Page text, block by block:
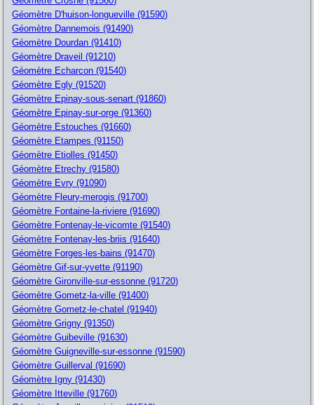
Géomètre D'huison-longueville (91590)
Géomètre Dannemois (91490)
Géomètre Dourdan (91410)
Géomètre Draveil (91210)
Géomètre Echarcon (91540)
Géomètre Egly (91520)
Géomètre Epinay-sous-senart (91860)
Géomètre Epinay-sur-orge (91360)
Géomètre Estouches (91660)
Géomètre Etampes (91150)
Géomètre Etiolles (91450)
Géomètre Etrechy (91580)
Géomètre Evry (91090)
Géomètre Fleury-merogis (91700)
Géomètre Fontaine-la-riviere (91690)
Géomètre Fontenay-le-vicomte (91540)
Géomètre Fontenay-les-briis (91640)
Géomètre Forges-les-bains (91470)
Géomètre Gif-sur-yvette (91190)
Géomètre Gironville-sur-essonne (91720)
Géomètre Gometz-la-ville (91400)
Géomètre Gometz-le-chatel (91940)
Géomètre Grigny (91350)
Géomètre Guibeville (91630)
Géomètre Guigneville-sur-essonne (91590)
Géomètre Guillerval (91690)
Géomètre Igny (91430)
Géomètre Itteville (91760)